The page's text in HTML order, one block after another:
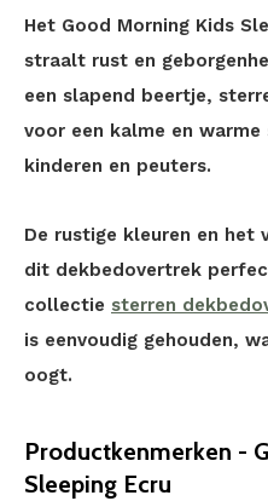
Het Good Morning Kids
straalt rust en
een slapend beertje,
voor een kalme en
kinderen en peuters.
De rustige kleuren en het
dit dekbedovertrek
collectie sterren
is eenvoudig gehouden,
oogt.
Productkenmerken -
Sleeping Ecru